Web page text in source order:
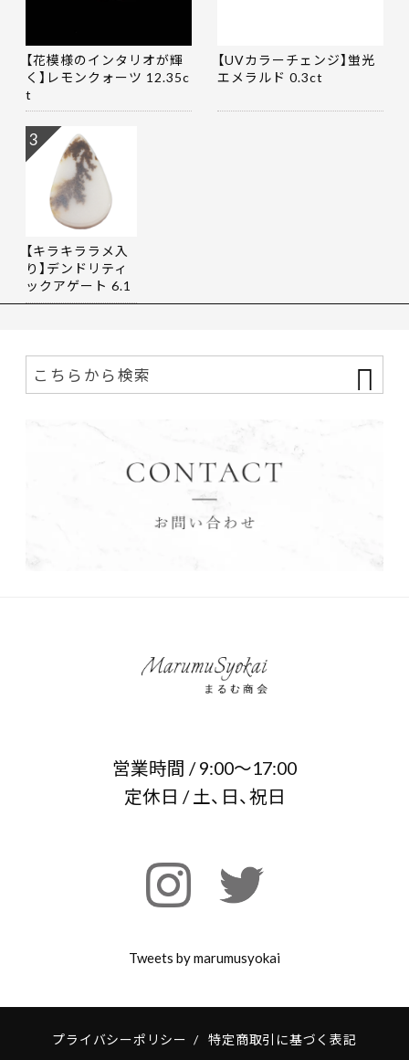
【花模様のインタリオが輝
く】レモンクォーツ 12.35c
t
【UVカラーチェンジ】蛍光
エメラルド 0.3ct
【キラキララメ入
り】デンドリティ
ックアゲート 6.1
9ct
3
営業時間 / 9:00～17:00
定休日 / 土、日、祝日
Tweets by marumusyokai
プライバシーポリシー / 特定商取引に基づく表記